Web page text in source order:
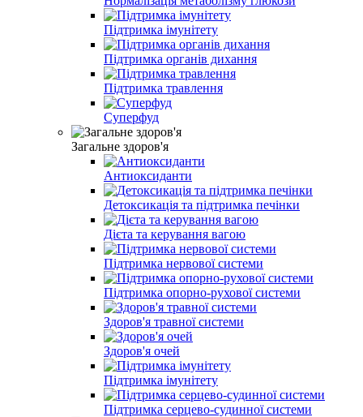
Підтримка імунітету
Підтримка органів дихання
Підтримка травлення
Суперфуд
Загальне здоров'я
Антиоксиданти
Детоксикація та підтримка печінки
Дієта та керування вагою
Підтримка нервової системи
Підтримка опорно-рухової системи
Здоров'я травної системи
Здоров'я очей
Підтримка імунітету
Підтримка серцево-судинної системи